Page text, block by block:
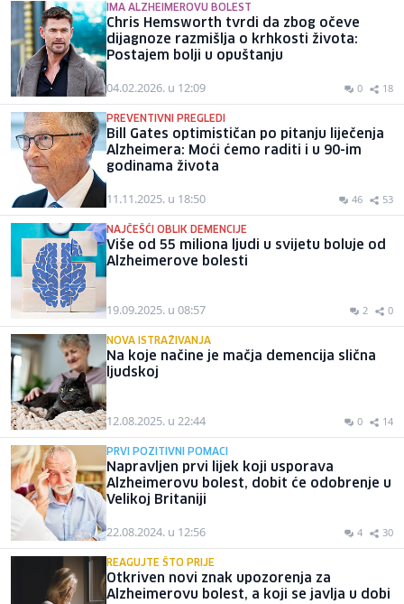
IMA ALZHEIMEROVU BOLEST
Chris Hemsworth tvrdi da zbog očeve
dijagnoze razmišlja o krhkosti života:
Postajem bolji u opuštanju
04.02.2026. u 12:09 0 18
PREVENTIVNI PREGLEDI
Bill Gates optimističan po pitanju liječenja
Alzheimera: Moći ćemo raditi i u 90-im
godinama života
11.11.2025. u 18:50 46 53
NAJČEŠĆI OBLIK DEMENCIJE
Više od 55 miliona ljudi u svijetu boluje od
Alzheimerove bolesti
19.09.2025. u 08:57 2 0
NOVA ISTRAŽIVANJA
Na koje načine je mačja demencija slična
ljudskoj
12.08.2025. u 22:44 0 14
PRVI POZITIVNI POMACI
Napravljen prvi lijek koji usporava
Alzheimerovu bolest, dobit će odobrenje u
Velikoj Britaniji
22.08.2024. u 12:56 4 30
REAGUJTE ŠTO PRIJE
Otkriven novi znak upozorenja za
Alzheimerovu bolest, a koji se javlja u dobi